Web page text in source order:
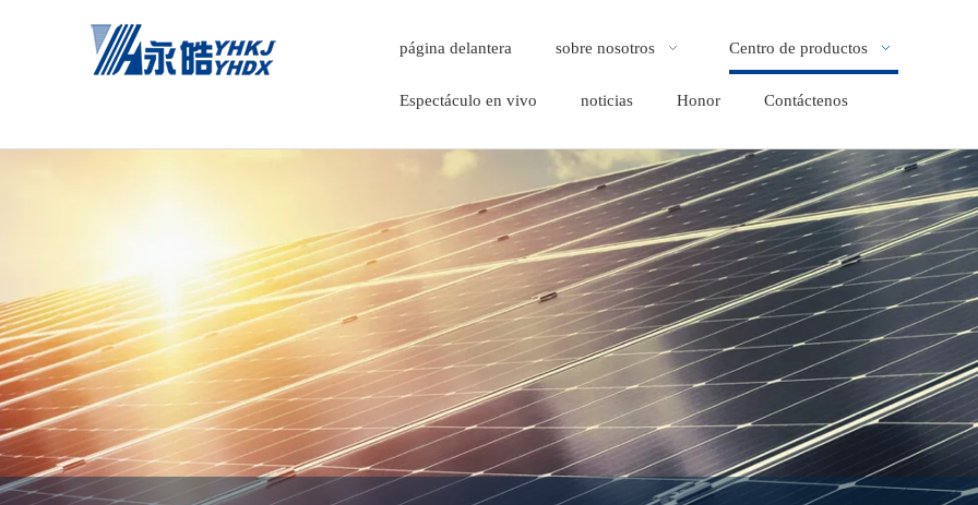
página delantera sobre nosotros Centro de productos
Espectáculo en vivo noticias Honor Contáctenos